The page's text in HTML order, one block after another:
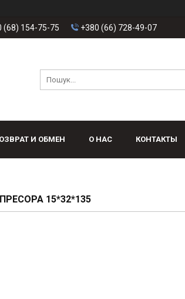
(68) 154-75-75 +380 (66) 728-49-07
И ОБМЕН О НАС КОНТАКТЫ
15*32*135